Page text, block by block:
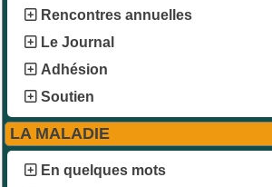
Rencontres annuelles
Le Journal
Adhésion
Soutien
LA MALADIE
En quelques mots